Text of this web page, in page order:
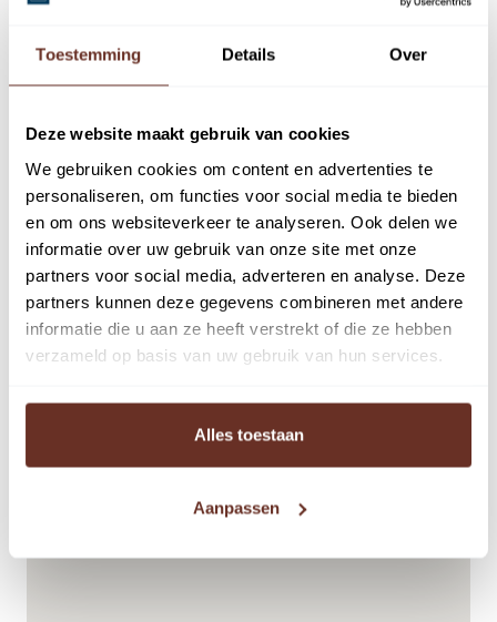
Toestemming Details Over
Deze website maakt gebruik van cookies
We gebruiken cookies om content en advertenties te
personaliseren, om functies voor social media te bieden
en om ons websiteverkeer te analyseren. Ook delen we
informatie over uw gebruik van onze site met onze
partners voor social media, adverteren en analyse. Deze
partners kunnen deze gegevens combineren met andere
informatie die u aan ze heeft verstrekt of die ze hebben
verzameld op basis van uw gebruik van hun services.
Alles toestaan
Aanpassen
1e verdieping | circa 340 m² | € 85,- per m² per jaar
Unit 1 | circa 46 m² | € 325,- per maand
Unit 5,6 en 7 | circa 86,62 m² | € 600,- per maand
De huurprijs is exclusief BTW en exclusief servicekosten.
Opleveringsniveau:
De ruimte wordt in de huidige staat opgeleverd, inclusief
onder meer de navolgende voorzieningen:
• huidige vloerafwerking;
• CV met radiatoren (gemeenschappelijk);
• houten lambrisering;
Lees volledige omschrijving